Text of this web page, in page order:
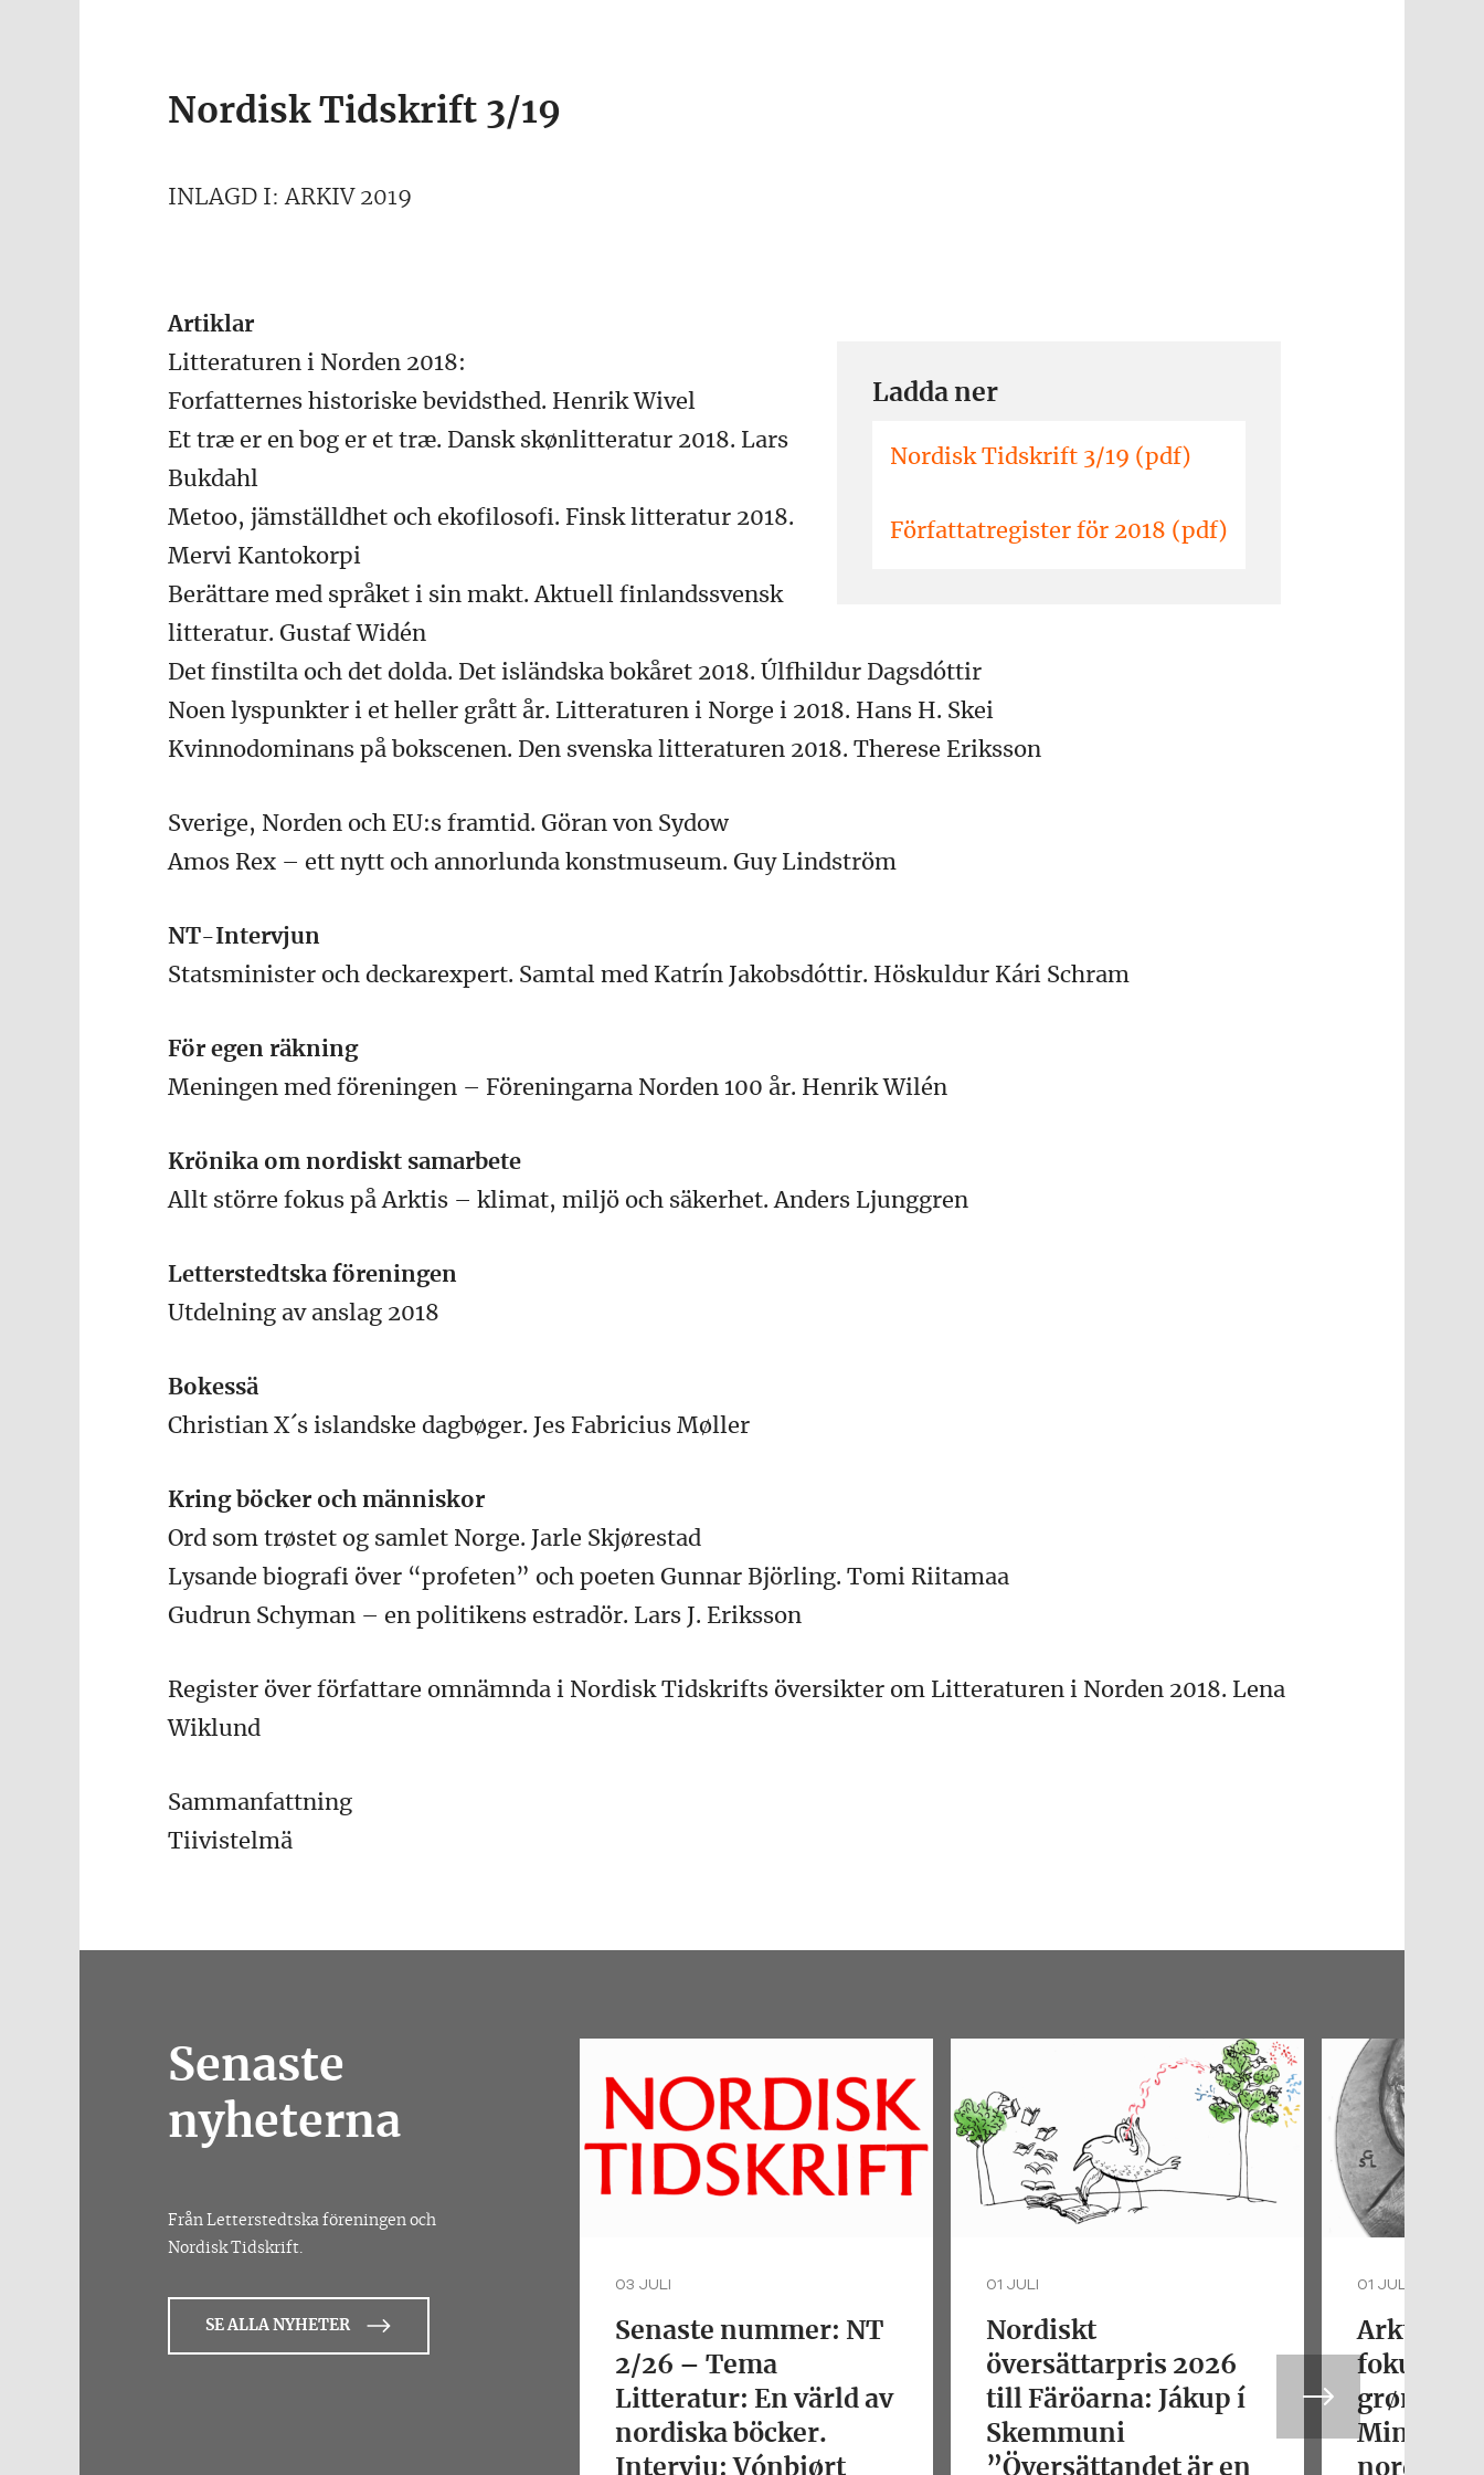
Nordisk Tidskrift 3/19
INLAGD I: ARKIV 2019
Ladda ner
Nordisk Tidskrift 3/19 (pdf)
Författatregister för 2018 (pdf)
Artiklar
Litteraturen i Norden 2018:
Forfatternes historiske bevidsthed. Henrik Wivel
Et træ er en bog er et træ. Dansk skønlitteratur 2018. Lars
Bukdahl
Metoo, jämställdhet och ekofilosofi. Finsk litteratur 2018.
Mervi Kantokorpi
Berättare med språket i sin makt. Aktuell finlandssvensk
litteratur. Gustaf Widén
Det finstilta och det dolda. Det isländska bokåret 2018. Úlfhildur Dagsdóttir
Noen lyspunkter i et heller grått år. Litteraturen i Norge i 2018. Hans H. Skei
Kvinnodominans på bokscenen. Den svenska litteraturen 2018. Therese Eriksson
Sverige, Norden och EU:s framtid. Göran von Sydow
Amos Rex – ett nytt och annorlunda konstmuseum. Guy Lindström
NT-Intervjun
Statsminister och deckarexpert. Samtal med Katrín Jakobsdóttir. Höskuldur Kári Schram
För egen räkning
Meningen med föreningen – Föreningarna Norden 100 år. Henrik Wilén
Krönika om nordiskt samarbete
Allt större fokus på Arktis – klimat, miljö och säkerhet. Anders Ljunggren
Letterstedtska föreningen
Utdelning av anslag 2018
Bokessä
Christian X´s islandske dagbøger. Jes Fabricius Møller
Kring böcker och människor
Ord som trøstet og samlet Norge. Jarle Skjørestad
Lysande biografi över “profeten” och poeten Gunnar Björling. Tomi Riitamaa
Gudrun Schyman – en politikens estradör. Lars J. Eriksson
Register över författare omnämnda i Nordisk Tidskrifts översikter om Litteraturen i Norden 2018. Lena
Wiklund
Sammanfattning
Tiivistelmä
Senaste
nyheterna
Från Letterstedtska föreningen och
Nordisk Tidskrift.
SE ALLA NYHETER
03 JULI
Senaste nummer: NT
2/26 – Tema
Litteratur: En värld av
nordiska böcker.
Intervju: Vónbjørt
01 JULI
Nordiskt
översättarpris 2026
till Färöarna: Jákup í
Skemmuni
”Översättandet är en
01 JULI
Arktisk
fokus.
Minik
nordisk